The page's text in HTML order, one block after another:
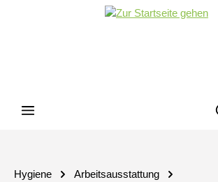
Zum Hauptinhalt springen
Hygiene
Arbeitsausstattung